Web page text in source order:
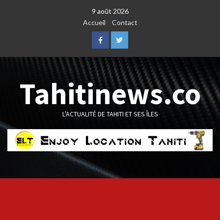
9 août 2026
Accueil
Contact
FacebookTwitter
Tahitinews.co
L'ACTUALITÉ DE TAHITI ET SES ÎLES